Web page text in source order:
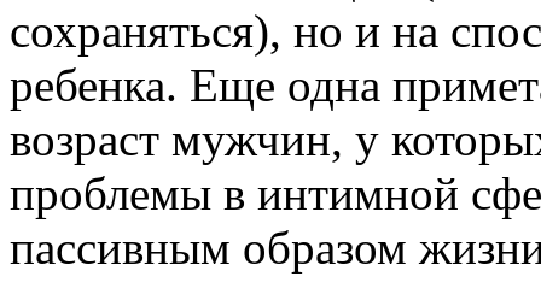
сохраняться), но и на
ребенка. Еще одна
возраст мужчин, у
проблемы в интимной
пассивным образом